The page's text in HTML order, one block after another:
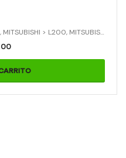
, MITSUBISHI > L200, MITSUBISHI > MONTERO